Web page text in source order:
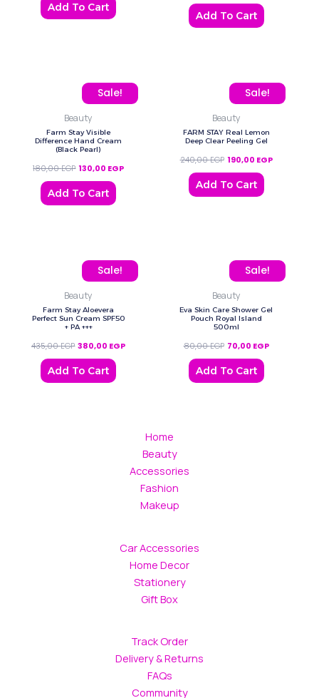
Add To Cart
Add To Cart
Sale!
Beauty
Farm Stay Visible
Difference Hand Cream
(Black Pearl)
180,00EGP
Original price was: 180,00 EGP.
130,00 EGP
Current price is: 130,00 EGP.
Add To Cart
Sale!
Beauty
FARM STAY Real Lemon
Deep Clear Peeling Gel
240,00EGP
Original price was:
190,00 EGP
Current
Add To Cart
Sale!
Beauty
Farm Stay Aloevera
Perfect Sun Cream SPF50
+ PA +++
435,00EGP
Original price was: 435,00 EGP.
380,00 EGP
Current price is: 380,00 EGP.
Add To Cart
Sale!
Beauty
Eva Skin Care Shower Gel
Pouch Royal Island
500ml
80,00EGP
Original price was:
70,00 EGP
Current price
Add To Cart
Home
Beauty
Accessories
Fashion
Makeup
Car Accessories
Home Decor
Stationery
Gift Box
Track Order
Delivery & Returns
FAQs
Community